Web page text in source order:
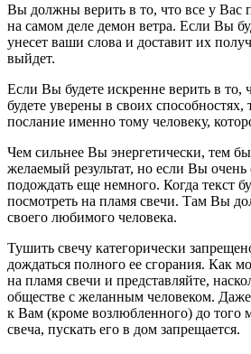
Вы должны верить в то, что все у Вас
на самом деле демон ветра. Если Вы
унесет ваши слова и доставит их
выйдет.
Если Вы будете искренне верить в то,
будете уверены в своих способностях,
послание именно тому человеку,
Чем сильнее Вы энергетически, тем
желаемый результат, но если Вы очень
подождать еще немного. Когда текст
посмотреть на пламя свечи. Там Вы
своего любимого человека.
Тушить свечу категорически
дождаться полного ее сгорания. Как
на пламя свечи и представляйте,
обществе с желанным человеком.
к Вам (кроме возлюбленного) до того
свеча, пускать его в дом запрещается.